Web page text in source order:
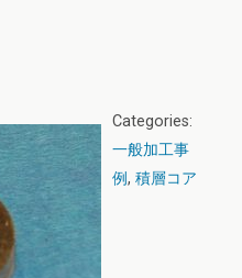
Categories:
一般加工事
例, 積層コア